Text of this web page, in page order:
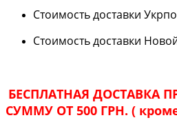
Стоимость доставки
Стоимость доставки
БЕСПЛАТНАЯ ДОСТАВКА
СУММУ ОТ 500 ГРН. (